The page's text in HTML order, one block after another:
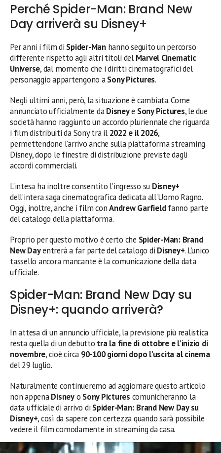
Perché Spider-Man: Brand New
Day arriverà su Disney+
Per anni i film di Spider-Manhanno seguito un percorso
differente rispetto agli altri titoli del Marvel Cinematic
Universe, dal momento che i diritti cinematografici del
personaggio appartengono aSony Pictures.
Negli ultimi anni, però, la situazione è cambiata. Come
annunciato ufficialmente daDisneye Sony Pictures, le due
società hanno raggiunto un accordo pluriennale che riguarda
i film distribuiti da Sony tra il 2022 e il 2026,
permettendone l’arrivo anche sulla piattaforma streaming
Disney, dopo le finestre di distribuzione previste dagli
accordi commerciali.
L’intesa ha inoltre consentito l’ingresso su Disney+
dell’intera saga cinematografica dedicata all’Uomo Ragno.
Oggi, inoltre, anche i film conAndrew Garfieldfanno parte
del catalogo della piattaforma.
Proprio per questo motivo è certo che Spider-Man: Brand
New Dayentrerà a far parte del catalogo di Disney+. L’unico
tassello ancora mancante è la comunicazione della data
ufficiale.
Spider-Man: Brand New Day su
Disney+: quando arriverà?
In attesa di un annuncio ufficiale, la previsione più realistica
resta quella di un debutto tra la fine di ottobre e l’inizio di
novembre, cioè circa 90-100 giorni dopo l’uscita al cinema
del 29 luglio.
Naturalmente continueremo ad aggiornare questo articolo
non appenaDisneyo Sony Pictures comunicheranno la
data ufficiale di arrivo di Spider-Man: Brand New Day su
Disney+, così da sapere con certezza quando sarà possibile
vedere il film comodamente in streaming da casa.